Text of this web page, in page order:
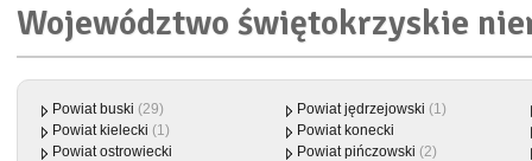
Województwo świętokrzyskie
Powiat buski (29) Powiat jędrzejowski (1)
Powiat kielecki (1)
Powiat konecki
Powiat ostrowiecki
Powiat pińczowski (2)